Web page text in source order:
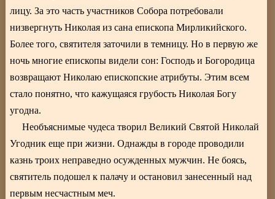
лицу. За это часть участников Собора потребовали
низвергнуть Николая из сана епископа Мирликийского.
Более того, святителя заточили в темницу. Но в первую же
ночь многие епископы видели сон: Господь и Богородица
возвращают Николаю епископские атрибуты. Этим всем
стало понятно, что кажущаяся грубость Николая Богу
угодна.
Необъяснимые чудеса творил Великий Святой Николай
Угодник еще при жизни. Однажды в городе проводили
казнь троих неправедно осужденных мужчин. Не боясь,
святитель подошел к палачу и остановил занесенный над
первым несчастным меч.